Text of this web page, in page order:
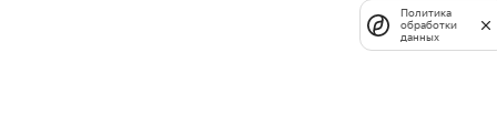
Политика
обработки
данных